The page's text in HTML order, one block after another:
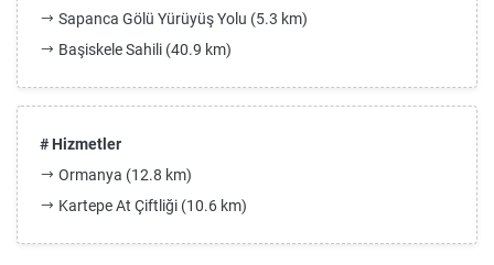
Sapanca Gölü Yürüyüş Yolu (5.3 km)
Başiskele Sahili (40.9 km)
# Hizmetler
Ormanya (12.8 km)
Kartepe At Çiftliği (10.6 km)